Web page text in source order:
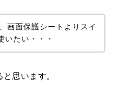
画面保護シートよりスイ
いたい・・・
思います。